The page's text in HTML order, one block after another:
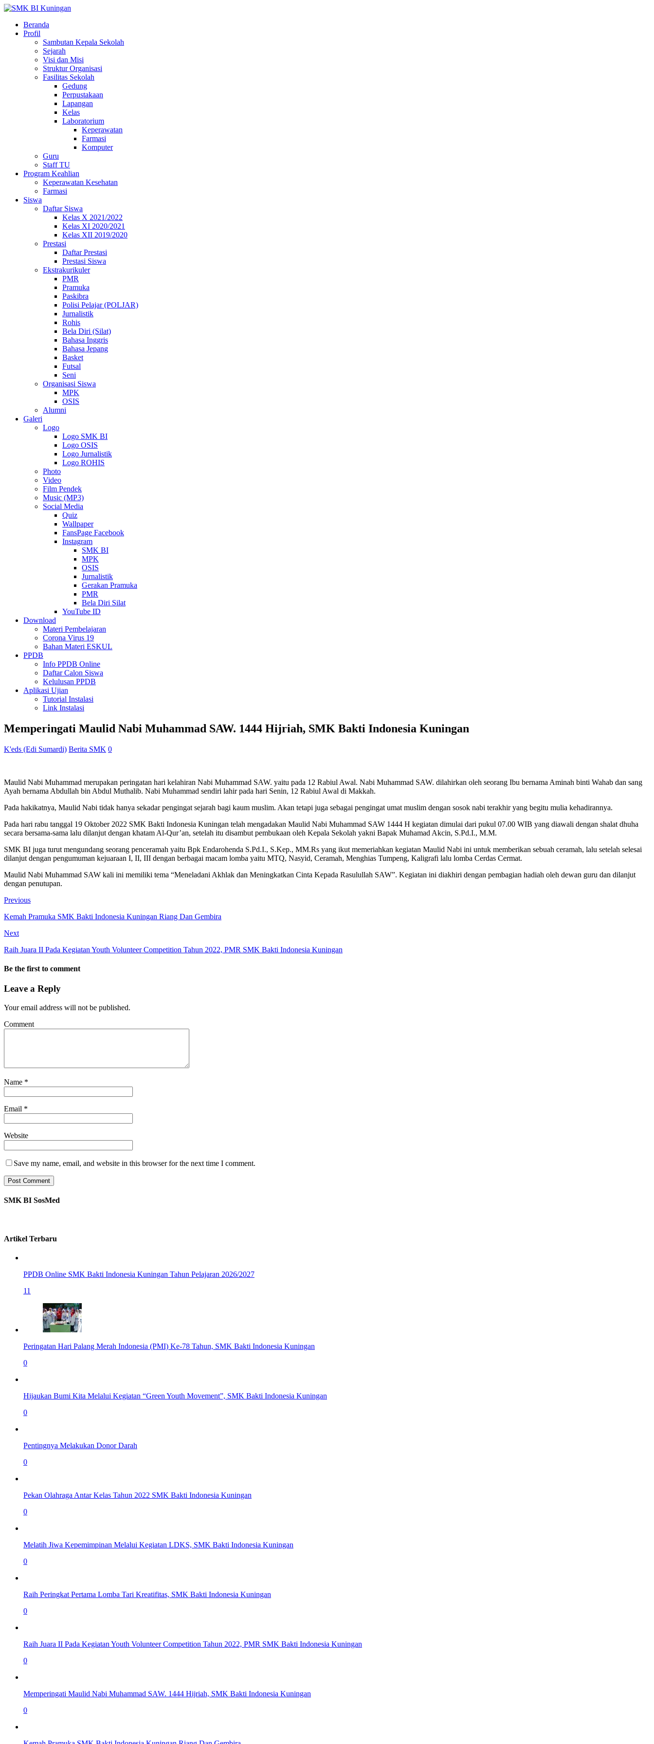
Beranda
Profil
Sambutan Kepala Sekolah
Sejarah
Visi dan Misi
Struktur Organisasi
Fasilitas Sekolah
Gedung
Perpustakaan
Lapangan
Kelas
Laboratorium
Keperawatan
Farmasi
Komputer
Guru
Staff TU
Program Keahlian
Keperawatan Kesehatan
Farmasi
Siswa
Daftar Siswa
Kelas X 2021/2022
Kelas XI 2020/2021
Kelas XII 2019/2020
Prestasi
Daftar Prestasi
Prestasi Siswa
Ekstrakurikuler
PMR
Pramuka
Paskibra
Polisi Pelajar (POLJAR)
Jurnalistik
Rohis
Bela Diri (Silat)
Bahasa Inggris
Bahasa Jepang
Basket
Futsal
Seni
Organisasi Siswa
MPK
OSIS
Alumni
Galeri
Logo
Logo SMK BI
Logo OSIS
Logo Jurnalistik
Logo ROHIS
Photo
Video
Film Pendek
Music (MP3)
Social Media
Quiz
Wallpaper
FansPage Facebook
Instagram
SMK BI
MPK
OSIS
Jurnalistik
Gerakan Pramuka
PMR
Bela Diri Silat
YouTube ID
Download
Materi Pembelajaran
Corona Virus 19
Bahan Materi ESKUL
PPDB
Info PPDB Online
Daftar Calon Siswa
Kelulusan PPDB
Aplikasi Ujian
Tutorial Instalasi
Link Instalasi
Memperingati Maulid Nabi Muhammad SAW. 1444 Hijriah, SMK Bakti Indonesia Kuningan
K'eds (Edi Sumardi) Berita SMK 0
Maulid Nabi Muhammad merupakan peringatan hari kelahiran Nabi Muhammad SAW. yaitu pada 12 Rabiul Awal. Nabi Muhammad SAW. dilahirkan oleh seorang Ibu bernama Aminah binti Wahab dan sang
Ayah bernama Abdullah bin Abdul Muthalib. Nabi Muhammad sendiri lahir pada hari Senin, 12 Rabiul Awal di Makkah.
Pada hakikatnya, Maulid Nabi tidak hanya sekadar pengingat sejarah bagi kaum muslim. Akan tetapi juga sebagai pengingat umat muslim dengan sosok nabi terakhir yang begitu mulia kehadirannya.
Pada hari rabu tanggal 19 Oktober 2022 SMK Bakti Indonesia Kuningan telah mengadakan Maulid Nabi Muhammad SAW 1444 H kegiatan dimulai dari pukul 07.00 WIB yang diawali dengan shalat dhuha
secara bersama-sama lalu dilanjut dengan khatam Al-Qur’an, setelah itu disambut pembukaan oleh Kepala Sekolah yakni Bapak Muhamad Akcin, S.Pd.I., M.M.
SMK BI juga turut mengundang seorang penceramah yaitu Bpk Endarohenda S.Pd.I., S.Kep., MM.Rs yang ikut memeriahkan kegiatan Maulid Nabi ini untuk memberikan sebuah ceramah, lalu setelah selesai
dilanjut dengan pengumuman kejuaraan I, II, III dengan berbagai macam lomba yaitu MTQ, Nasyid, Ceramah, Menghias Tumpeng, Kaligrafi lalu lomba Cerdas Cermat.
Maulid Nabi Muhammad SAW kali ini memiliki tema “Meneladani Akhlak dan Meningkatkan Cinta Kepada Rasulullah SAW”. Kegiatan ini diakhiri dengan pembagian hadiah oleh dewan guru dan dilanjut
dengan penutupan.
Previous
Kemah Pramuka SMK Bakti Indonesia Kuningan Riang Dan Gembira
Next
Raih Juara II Pada Kegiatan Youth Volunteer Competition Tahun 2022, PMR SMK Bakti Indonesia Kuningan
Be the first to comment
Leave a Reply
Your email address will not be published.
Comment
Name *
Email *
Website
Save my name, email, and website in this browser for the next time I comment.
SMK BI SosMed
Artikel Terbaru
PPDB Online SMK Bakti Indonesia Kuningan Tahun Pelajaran 2026/2027
11
Peringatan Hari Palang Merah Indonesia (PMI) Ke-78 Tahun, SMK Bakti Indonesia Kuningan
0
Hijaukan Bumi Kita Melalui Kegiatan “Green Youth Movement”, SMK Bakti Indonesia Kuningan
0
Pentingnya Melakukan Donor Darah
0
Pekan Olahraga Antar Kelas Tahun 2022 SMK Bakti Indonesia Kuningan
0
Melatih Jiwa Kepemimpinan Melalui Kegiatan LDKS, SMK Bakti Indonesia Kuningan
0
Raih Peringkat Pertama Lomba Tari Kreatifitas, SMK Bakti Indonesia Kuningan
0
Raih Juara II Pada Kegiatan Youth Volunteer Competition Tahun 2022, PMR SMK Bakti Indonesia Kuningan
0
Memperingati Maulid Nabi Muhammad SAW. 1444 Hijriah, SMK Bakti Indonesia Kuningan
0